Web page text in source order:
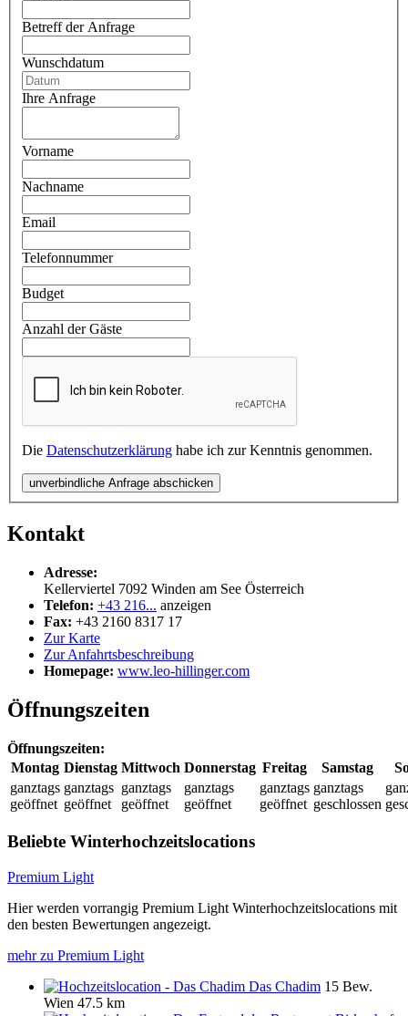
Betreff der Anfrage
Wunschdatum
Ihre Anfrage
Vorname
Nachname
Email
Telefonnummer
Budget
Anzahl der Gäste
Die Datenschutzerklärung habe ich zur Kenntnis genommen.
unverbindliche Anfrage abschicken
Kontakt
Adresse:
Kellerviertel 7092 Winden am See Österreich
Telefon: +43 216... anzeigen
Fax: +43 2160 8317 17
Zur Karte
Zur Anfahrtsbeschreibung
Homepage: www.leo-hillinger.com
Öffnungszeiten
Öffnungszeiten:
Montag Dienstag Mittwoch Donnerstag Freitag Samstag
ganztags
geöffnet
ganztags
geöffnet
ganztags
geöffnet
ganztags
geöffnet
ganztags
geöffnet
ganztags
geschlossen
Beliebte Winterhochzeitslocations
Premium Light
Hier werden vorrangig Premium Light Winterhochzeitslocations mit
den besten Bewertungen angezeigt.
mehr zu Premium Light
Das Chadim 15 Bew.
Wien 47.5 km